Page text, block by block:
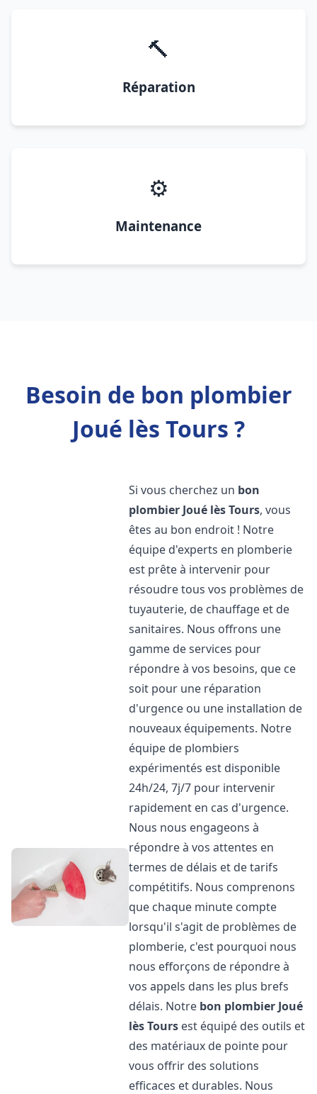
🔨
Réparation
⚙️
Maintenance
Besoin de bon plombier
Joué lès Tours ?
Si vous cherchez un bon
plombier Joué lès Tours, vous
êtes au bon endroit ! Notre
équipe d'experts en plomberie
est prête à intervenir pour
résoudre tous vos problèmes de
tuyauterie, de chauffage et de
sanitaires. Nous offrons une
gamme de services pour
répondre à vos besoins, que ce
soit pour une réparation
d'urgence ou une installation de
nouveaux équipements. Notre
équipe de plombiers
expérimentés est disponible
24h/24, 7j/7 pour intervenir
rapidement en cas d'urgence.
Nous nous engageons à
répondre à vos attentes en
termes de délais et de tarifs
compétitifs. Nous comprenons
que chaque minute compte
lorsqu'il s'agit de problèmes de
plomberie, c'est pourquoi nous
nous efforçons de répondre à
vos appels dans les plus brefs
délais. Notre bon plombier Joué
lès Tours est équipé des outils et
des matériaux de pointe pour
vous offrir des solutions
efficaces et durables. Nous